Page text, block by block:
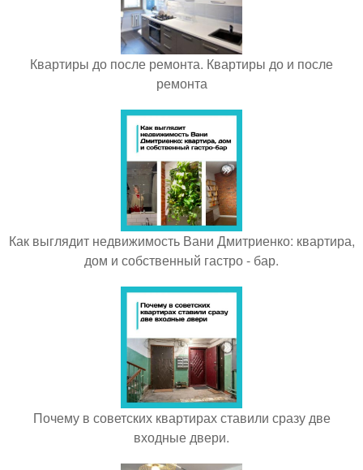
Квартиры до после ремонта. Квартиры до и после
ремонта
Как выглядит недвижимость Вани Дмитриенко: квартира,
дом и собственный гастро - бар.
Почему в советских квартирах ставили сразу две
входные двери.